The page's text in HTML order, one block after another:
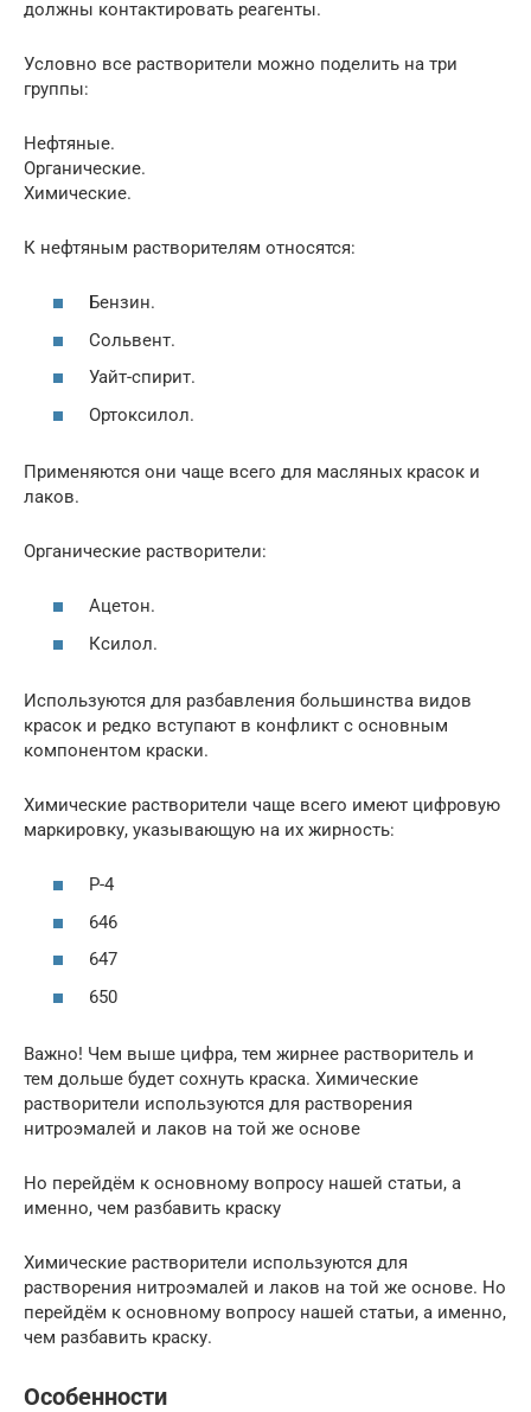
должны контактировать реагенты.
Условно все растворители можно поделить на три
группы:
Нефтяные.
Органические.
Химические.
К нефтяным растворителям относятся:
Бензин.
Сольвент.
Уайт-спирит.
Ортоксилол.
Применяются они чаще всего для масляных красок и
лаков.
Органические растворители:
Ацетон.
Ксилол.
Используются для разбавления большинства видов
красок и редко вступают в конфликт с основным
компонентом краски.
Химические растворители чаще всего имеют цифровую
маркировку, указывающую на их жирность:
Р-4
646
647
650
Важно! Чем выше цифра, тем жирнее растворитель и
тем дольше будет сохнуть краска. Химические
растворители используются для растворения
нитроэмалей и лаков на той же основе
Но перейдём к основному вопросу нашей статьи, а
именно, чем разбавить краску
Химические растворители используются для
растворения нитроэмалей и лаков на той же основе. Но
перейдём к основному вопросу нашей статьи, а именно,
чем разбавить краску.
Особенности